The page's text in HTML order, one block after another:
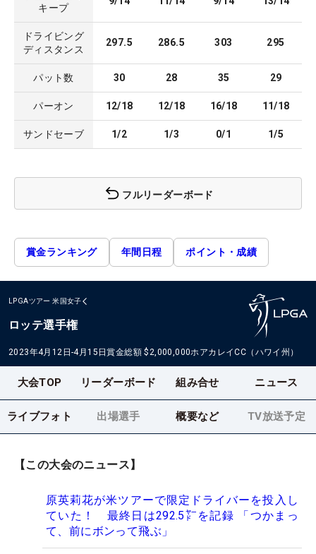
キープ
ドライビング
ディスタンス
297.5 286.5 303 295
パット数 30 28 35 29
パーオン 12/18 12/18 16/18 11/18
サンドセーブ 1/2 1/3 0/1 1/5
フルリーダーボード
賞金ランキング 年間日程 ポイント・成績
LPGAツアー 米国女子
ロッテ選手権
2023年4月12日-4月15日賞金総額 $2,000,000ホアカレイCC（ハワイ州）
大会TOP リーダーボード 組み合せ ニュース
ライブフォト 出場選手 概要など TV放送予定
【この大会のニュース】
原英莉花が米ツアーで限定ドライバーを投入し
ていた！ 最終日は292.5㍎を記録 「つかまっ
て、前にボンって飛ぶ」